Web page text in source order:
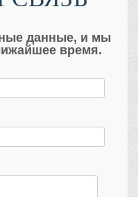
данные, и мы
время.